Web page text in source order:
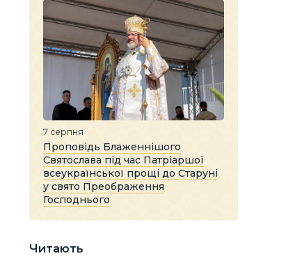
7 серпня
Проповідь Блаженнішого
Святослава під час Патріаршої
всеукраїнської прощі до Старуні
у свято Преображення
Господнього
Читають